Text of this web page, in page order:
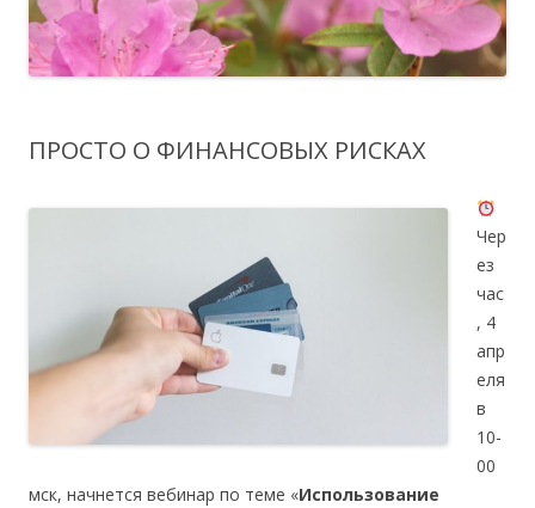
ПРОСТО О ФИНАНСОВЫХ РИСКАХ
Чер
ез
час
, 4
апр
еля
в
10-
00
мск, начнется вебинар по теме «Использование